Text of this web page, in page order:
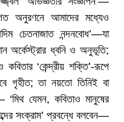
অনুরণনে আমাদের মধ্যেও
চেতনাজাত নন্দনবোধ’—যা
অর্কেস্ট্রার ধ্বনি ও অনুভূতি;
‘কেন্দ্রীয় শক্তি’-রূপে
গৃহীত; তা নয়তো তিনিই বা
যেমন, কবিতাও মানুষের
সংক্রাম’ প্রবন্ধে বলবেন—